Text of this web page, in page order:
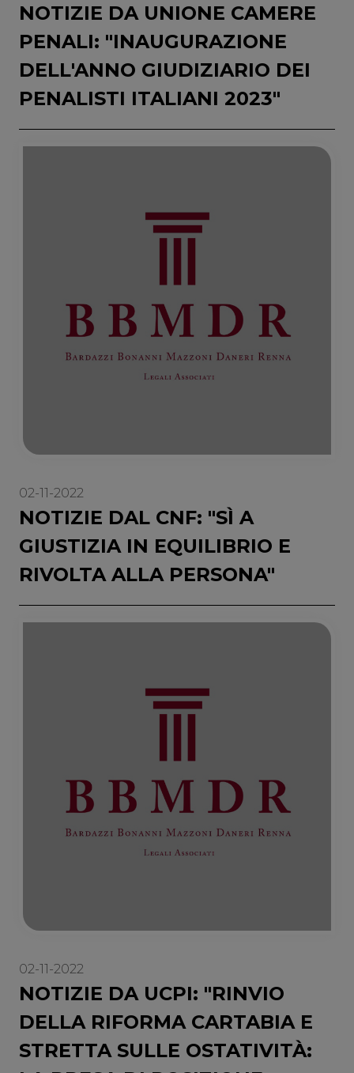
NOTIZIE DA UNIONE CAMERE
PENALI: "INAUGURAZIONE
DELL'ANNO GIUDIZIARIO DEI
PENALISTI ITALIANI 2023"
02-11-2022
NOTIZIE DAL CNF: "SÌ A
GIUSTIZIA IN EQUILIBRIO E
RIVOLTA ALLA PERSONA"
02-11-2022
NOTIZIE DA UCPI: "RINVIO
DELLA RIFORMA CARTABIA E
STRETTA SULLE OSTATIVITÀ: